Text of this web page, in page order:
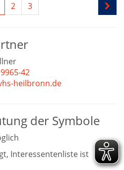
2 3
42
heilbronn.de
der Symbole
Interessentenliste ist